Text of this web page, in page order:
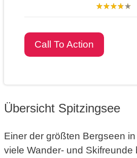
Call To Action
Übersicht Spitzingsee
Einer der größten Bergseen in
viele Wander- und Skifreunde